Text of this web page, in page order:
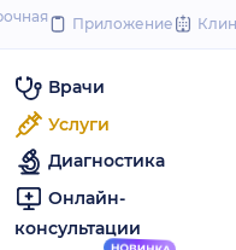
to
Приложение
Врачи
Услуги
Диагностика
Онлайн-
консультации